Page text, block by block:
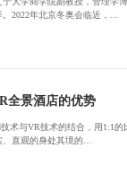
2022年北京冬奥会临近，...
全景酒店的优势
术与VR技术的结合，用1:1的
直观的身处其境的...